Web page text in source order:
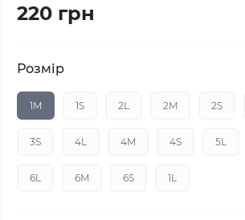
220 грн
Розмір
1M 1S 2L 2M 2S
3S 4L 4M 4S 5L
6L 6M 6S 1L